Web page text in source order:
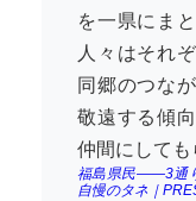
を一県にま
人々はそれ
同郷のつな
敬遠する傾
仲間にしても
福島県民――3通
自慢のタネ｜